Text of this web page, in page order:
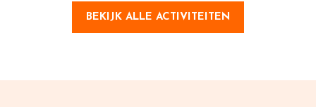
BEKIJK ALLE ACTIVITEITEN